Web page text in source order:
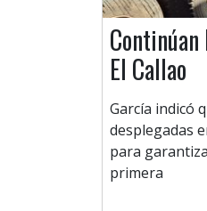
El Callao
García indicó
desplegadas
para
primera